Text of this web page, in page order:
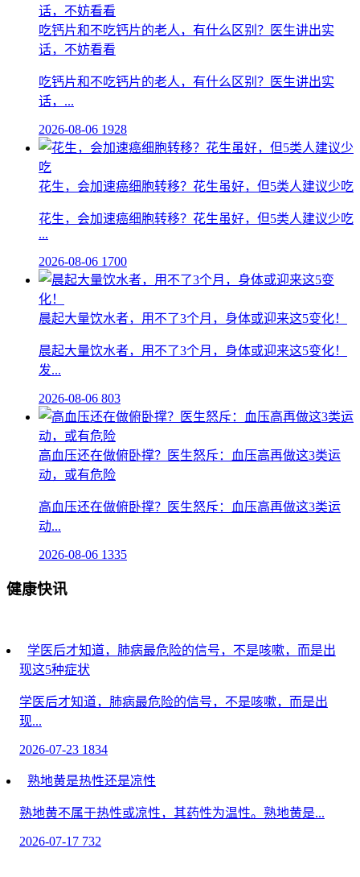
吃钙片和不吃钙片的老人，有什么区别？医生讲出实
话，不妨看看
吃钙片和不吃钙片的老人，有什么区别？医生讲出实
话，...
2026-08-06 1928
花生，会加速癌细胞转移？花生虽好，但5类人建议少吃
花生，会加速癌细胞转移？花生虽好，但5类人建议少吃
...
2026-08-06 1700
晨起大量饮水者，用不了3个月，身体或迎来这5变化！
晨起大量饮水者，用不了3个月，身体或迎来这5变化！
发...
2026-08-06 803
高血压还在做俯卧撑？医生怒斥：血压高再做这3类运
动，或有危险
高血压还在做俯卧撑？医生怒斥：血压高再做这3类运
动...
2026-08-06 1335
健康快讯
学医后才知道，肺病最危险的信号，不是咳嗽，而是出
现这5种症状
学医后才知道，肺病最危险的信号，不是咳嗽，而是出
现...
2026-07-23 1834
熟地黄是热性还是凉性
熟地黄不属于热性或凉性，其药性为温性。熟地黄是...
2026-07-17 732